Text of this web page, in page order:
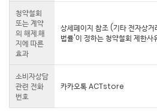
청약철회
또는 계약
의 해제.해
지에 따른
효과
상세페이지 참조 (기타 전자상
법률'이 정하는 청약철회 제한사
소비자상담
관련 전화
번호
카카오톡 ACTstore